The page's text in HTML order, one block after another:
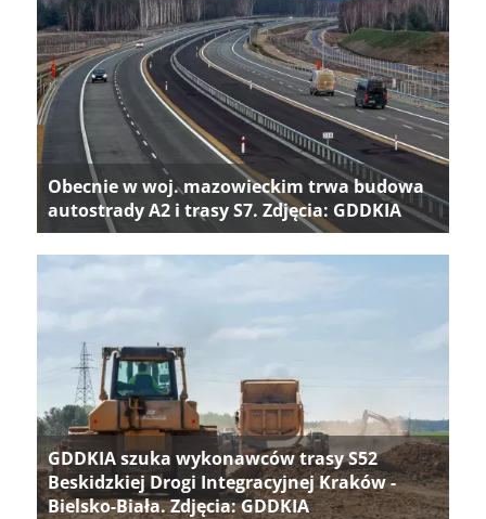
Obecnie w woj. mazowieckim trwa budowa
autostrady A2 i trasy S7. Zdjęcia: GDDKIA
GDDKIA szuka wykonawców trasy S52
Beskidzkiej Drogi Integracyjnej Kraków -
Bielsko-Biała. Zdjęcia: GDDKIA